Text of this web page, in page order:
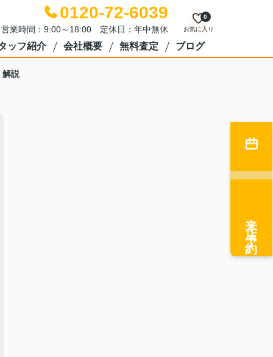
0120-72-6039
営業時間：9:00～18:00 定休日：年中無休 お気に入り
0
ッフ紹介 会社概要 無料査定 ブログ
解説
来店予約